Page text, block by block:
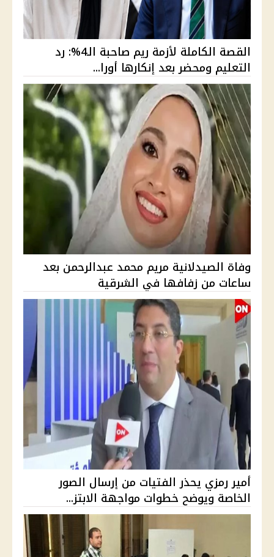
القصة الكاملة لأزمة ريم صاحبة الـ4%: رد
التعليم ومحضر بعد إنكارها أورا...
وفاة الصيدلانية مريم محمد عبدالرحمن بعد
ساعات من زفافها في الشرقية
أمير رمزي يحذر الفتيات من إرسال الصور
الخاصة ويوضح خطوات مواجهة الابتز...